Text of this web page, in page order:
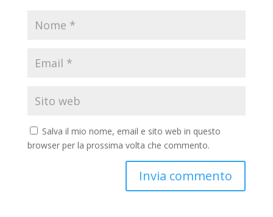
Salva il mio nome, email e sito web in questo
browser per la prossima volta che commento.